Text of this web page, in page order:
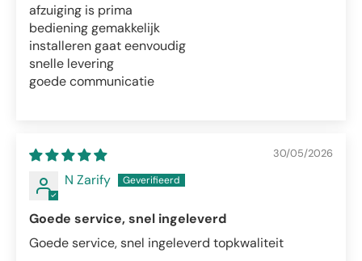
afzuiging is prima
bediening gemakkelijk
installeren gaat eenvoudig
snelle levering
goede communicatie
30/05/2026
N Zarify
Goede service, snel ingeleverd
Goede service, snel ingeleverd topkwaliteit